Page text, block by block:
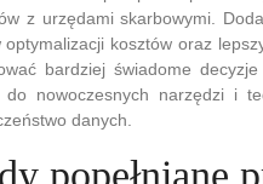
z urzędami skarbowymi.
kosztów oraz
bardziej świadome
nowoczesnych narzędzi i
danych.
popełniane